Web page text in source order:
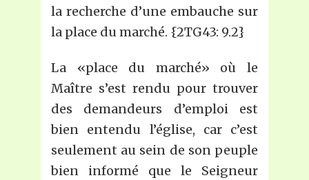
la recherche d’une embauche sur
la place du marché. {2TG43: 9.2}
La «place du marché» où le
Maître s’est rendu pour trouver
des demandeurs d’emploi est
bien entendu l’église, car c’est
seulement au sein de son peuple
bien informé que le Seigneur